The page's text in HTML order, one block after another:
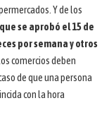
Y de los
se aprobó el 15 de
por semana y otros
comercios deben
de que una persona
con la hora